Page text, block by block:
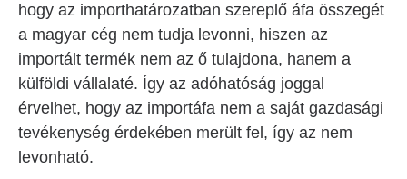
hogy az importhatározatban szereplő áfa összegét
a magyar cég nem tudja levonni, hiszen az
importált termék nem az ő tulajdona, hanem a
külföldi vállalaté. Így az adóhatóság joggal
érvelhet, hogy az importáfa nem a saját gazdasági
tevékenység érdekében merült fel, így az nem
levonható.